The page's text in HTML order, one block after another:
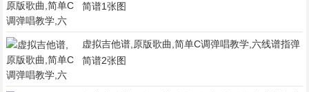
简谱1张图
虚拟吉他谱,原版歌曲,简单C调弹唱教学,六线谱指弹
简谱2张图